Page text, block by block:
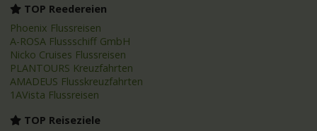
TOP Reedereien
Phoenix Flussreisen
A-ROSA Flussschiff GmbH
Nicko Cruises Flussreisen
PLANTOURS Kreuzfahrten
AMADEUS Flusskreuzfahrten
1AVista Flussreisen
TOP Reiseziele